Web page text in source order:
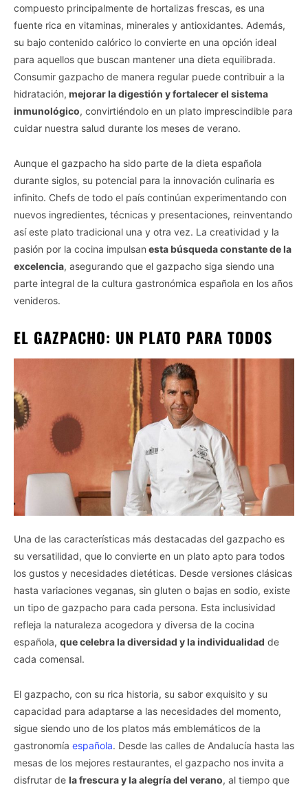
compuesto principalmente de hortalizas frescas, es una
fuente rica en vitaminas, minerales y antioxidantes. Además,
su bajo contenido calórico lo convierte en una opción ideal
para aquellos que buscan mantener una dieta equilibrada.
Consumir gazpacho de manera regular puede contribuir a la
hidratación, mejorar la digestión y fortalecer el sistema
inmunológico, convirtiéndolo en un plato imprescindible para
cuidar nuestra salud durante los meses de verano.
Aunque el gazpacho ha sido parte de la dieta española
durante siglos, su potencial para la innovación culinaria es
infinito. Chefs de todo el país continúan experimentando con
nuevos ingredientes, técnicas y presentaciones, reinventando
así este plato tradicional una y otra vez. La creatividad y la
pasión por la cocina impulsan esta búsqueda constante de la
excelencia, asegurando que el gazpacho siga siendo una
parte integral de la cultura gastronómica española en los años
venideros.
EL GAZPACHO: UN PLATO PARA TODOS
Una de las características más destacadas del gazpacho es
su versatilidad, que lo convierte en un plato apto para todos
los gustos y necesidades dietéticas. Desde versiones clásicas
hasta variaciones veganas, sin gluten o bajas en sodio, existe
un tipo de gazpacho para cada persona. Esta inclusividad
refleja la naturaleza acogedora y diversa de la cocina
española, que celebra la diversidad y la individualidad de
cada comensal.
El gazpacho, con su rica historia, su sabor exquisito y su
capacidad para adaptarse a las necesidades del momento,
sigue siendo uno de los platos más emblemáticos de la
gastronomía española. Desde las calles de Andalucía hasta las
mesas de los mejores restaurantes, el gazpacho nos invita a
disfrutar de la frescura y la alegría del verano, al tiempo que